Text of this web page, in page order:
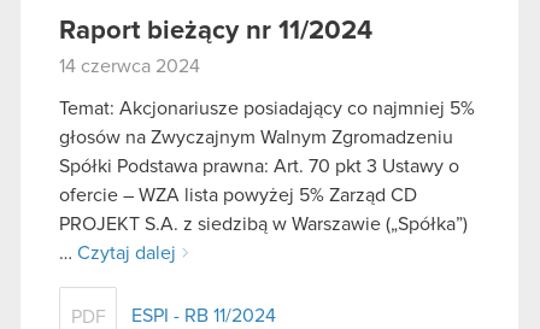
Raport bieżący nr 11/2024
14 czerwca 2024
Temat: Akcjonariusze posiadający co najmniej 5%
głosów na Zwyczajnym Walnym Zgromadzeniu
Spółki Podstawa prawna: Art. 70 pkt 3 Ustawy o
ofercie – WZA lista powyżej 5% Zarząd CD
PROJEKT S.A. z siedzibą w Warszawie („Spółka”)
… Czytaj dalej
PDF ESPI - RB 11/2024